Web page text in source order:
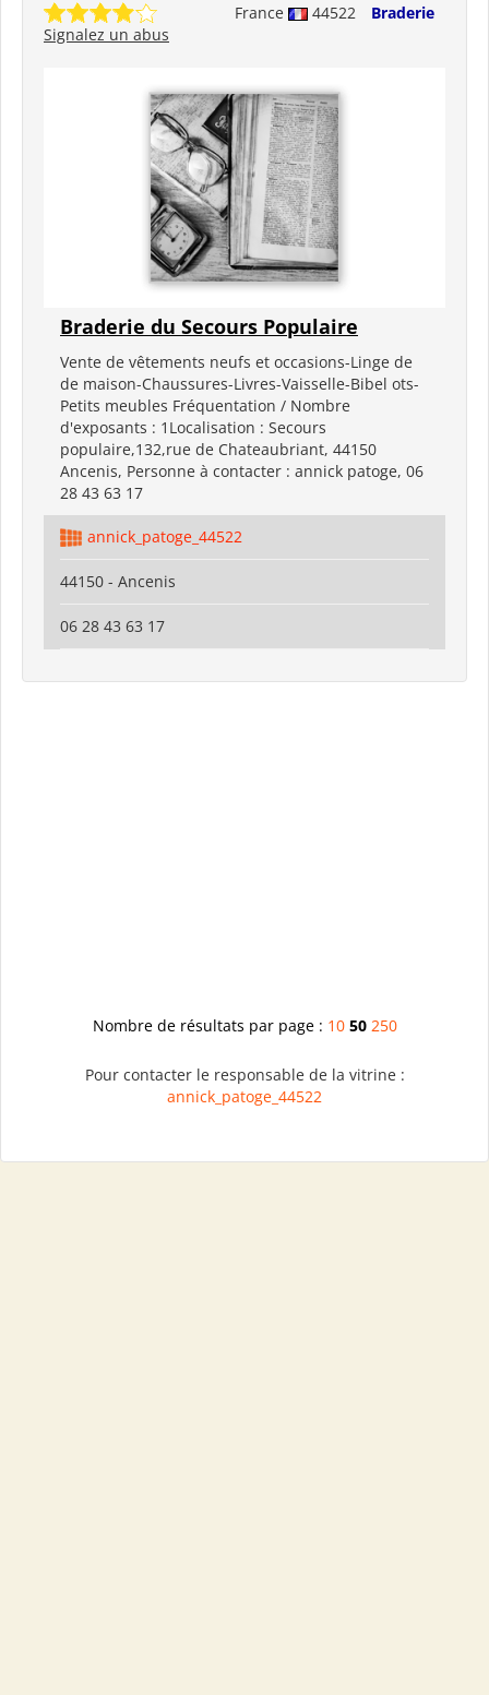
France 44522
Braderie
Signalez un abus
Braderie du Secours Populaire
Vente de vêtements neufs et occasions-Linge de
de maison-Chaussures-Livres-Vaisselle-Bibel ots-
Petits meubles Fréquentation / Nombre
d'exposants : 1Localisation : Secours
populaire,132,rue de Chateaubriant, 44150
Ancenis, Personne à contacter : annick patoge, 06
28 43 63 17
annick_patoge_44522
44150 - Ancenis
06 28 43 63 17
Nombre de résultats par page : 10 50 250
Pour contacter le responsable de la vitrine :
annick_patoge_44522